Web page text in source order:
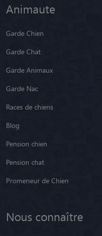
Animaute
Garde Chien
Garde Chat
Garde Animaux
Garde Nac
Races de chiens
Blog
Pension chien
Pension chat
Promeneur de Chien
Nous connaître